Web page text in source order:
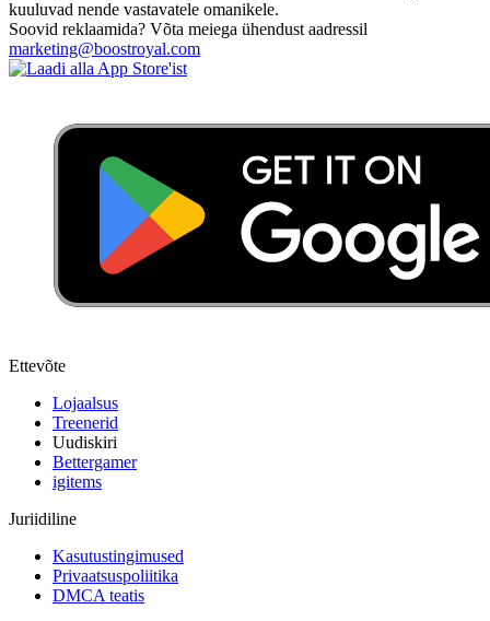
kuuluvad nende vastavatele omanikele.
Soovid reklaamida? Võta meiega ühendust aadressil
marketing@boostroyal.com
Ettevõte
Lojaalsus
Treenerid
Uudiskiri
Bettergamer
igitems
Juriidiline
Kasutustingimused
Privaatsuspoliitika
DMCA teatis